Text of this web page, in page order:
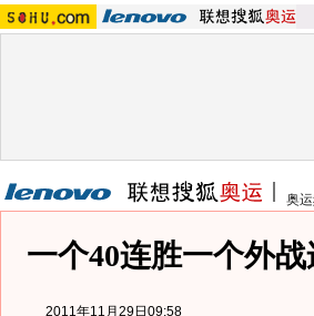
奥
一个40连胜一个外
2011年11月29日09:58